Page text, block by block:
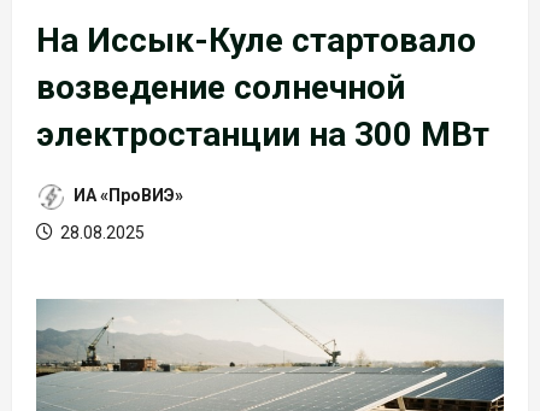
На Иссык-Куле стартовало
возведение солнечной
электростанции на 300 МВт
ИА «ПроВИЭ»
28.08.2025